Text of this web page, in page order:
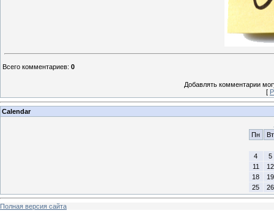
Всего комментариев: 0
Добавлять комментарии
[
Calendar
Пн
Вт
4
5
11
12
18
19
25
26
Полная версия сайта